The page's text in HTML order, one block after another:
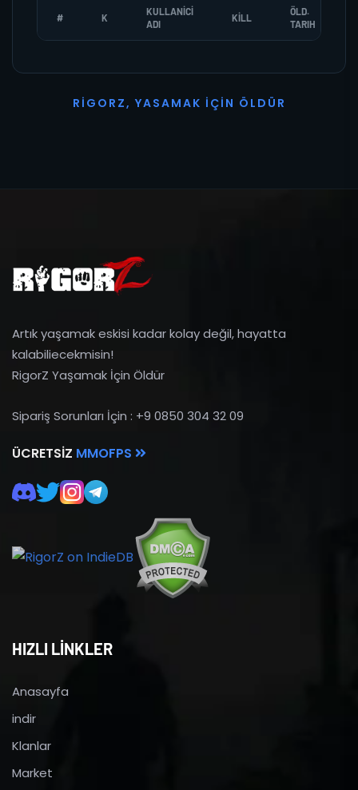
# K
KULLANICI
ADI
KILL
ÖLD.
TARIH
R I G O R Z, YASAMAK İ ÇI N Ö L D Ü R
Artık yaşamak eskisi kadar kolay değil, hayatta
kalabiliecekmisin!
RigorZ Yaşamak İçin Öldür
Sipariş Sorunları İçin : +9 0850 304 32 09
ÜCRETSIZ MMOFPS
HIZLI LİNKLER
Anasayfa
indir
Klanlar
Market